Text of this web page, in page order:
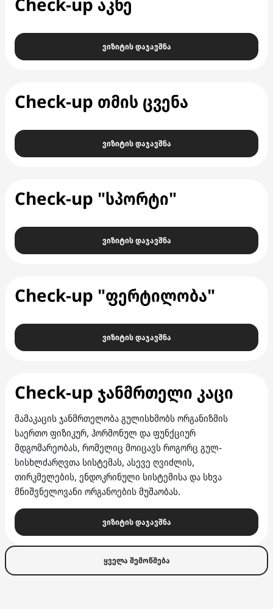
ვიზიტის დაჯავშნა
Check-up თმის ცვენა
ვიზიტის დაჯავშნა
Check-up "სპორტი"
ვიზიტის დაჯავშნა
Check-up "ფერტილობა"
ვიზიტის დაჯავშნა
Check-up ჯანმრთელი კაცი
მამაკაცის ჯანმრთელობა გულისხმობს ორგანიზმის
საერთო ფიზიკურ, ჰორმონულ და ფუნქციურ
მდგომარეობას, რომელიც მოიცავს როგორც გულ-
სისხლძარღვთა სისტემას, ასევე ღვიძლის,
თირკმელების, ენდოკრინული სისტემისა და სხვა
მნიშვნელოვანი ორგანოების მუშაობას.
ვიზიტის დაჯავშნა
ყველა შემოწმება